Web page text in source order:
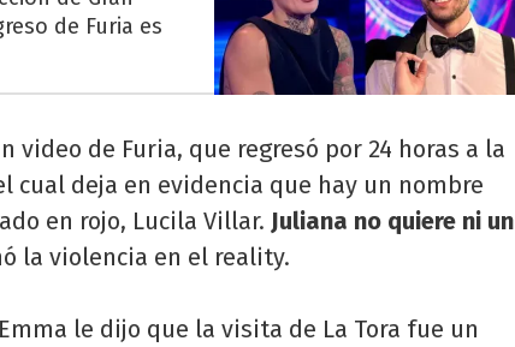
de Furia es
video de Furia, que regresó por 24 horas a la
cual deja en evidencia que hay un nombre
en rojo, Lucila Villar. Juliana no quiere ni un
la violencia en el reality.
le dijo que la visita de La Tora fue un